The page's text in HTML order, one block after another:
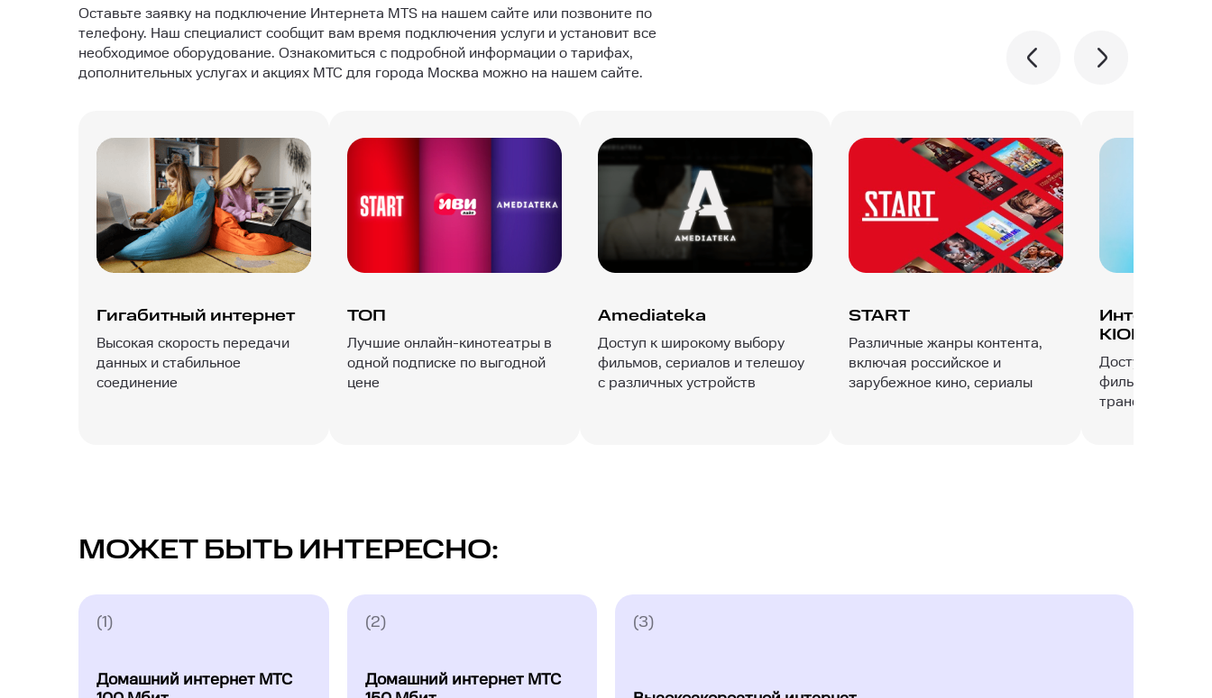
Оставьте заявку на подключение Интернета MTS на нашем сайте или позвоните по
телефону. Наш специалист сообщит вам время подключения услуги и установит все
необходимое оборудование. Ознакомиться с подробной информации о тарифах,
дополнительных услугах и акциях МТС для города Москва можно на нашем сайте.
Гигабитный интернет
Высокая скорость передачи
данных и стабильное
соединение
ТОП
Лучшие онлайн-кинотеатры в
одной подписке по выгодной
цене
Amediateka
Доступ к широкому выбору
фильмов, сериалов и телешоу
с различных устройств
START
Различные жанры контента,
включая российское и
зарубежное кино, сериалы
KION
Доступ к
фильмы,
трансляции и
МОЖЕТ БЫТЬ ИНТЕРЕСНО:
(1)
Домашний интернет МТС
(2)
Домашний интернет МТС
(3)